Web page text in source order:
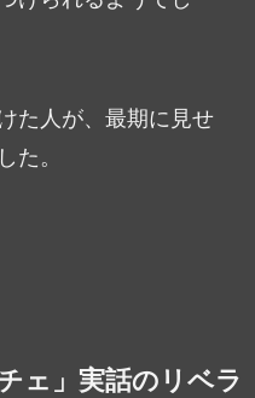
た人が、最期に見せ
た。
ェ」実話のリベラ